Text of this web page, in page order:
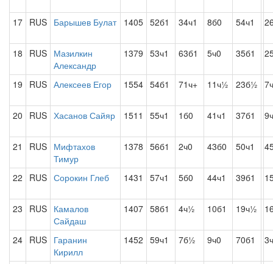
17 RUS Барышев Булат 1405 52б1 34ч1 8б0 54ч1
18 RUS Мазилкин
Александр
1379 53ч1 63б1 5ч0 35б1
19 RUS Алексеев Егор 1554 54б1 71ч+ 11ч½ 23б½
20 RUS Хасанов Сайяр 1511 55ч1 1б0 41ч1 37б1
21 RUS Мифтахов
Тимур
1378 56б1 2ч0 43б0 50ч1
22 RUS Сорокин Глеб 1431 57ч1 5б0 44ч1 39б1
23 RUS Камалов
Сайдаш
1407 58б1 4ч½ 10б1 19ч½
24 RUS Гаранин
Кирилл
1452 59ч1 7б½ 9ч0 70б1